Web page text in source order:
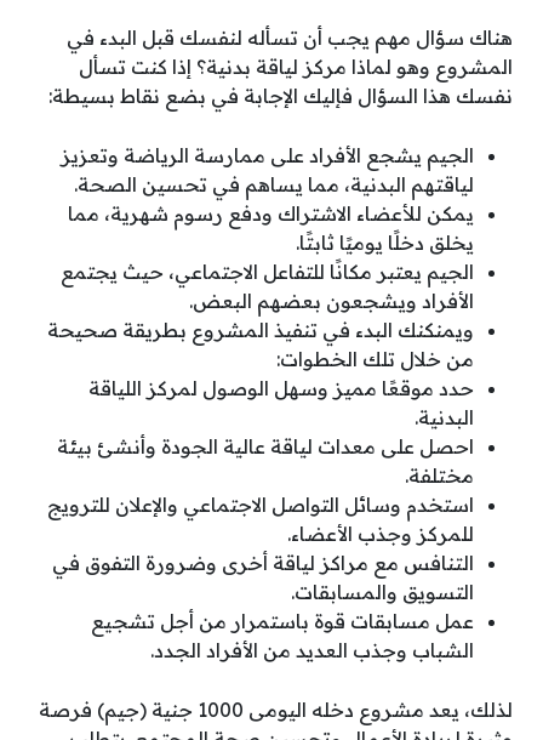
هناك سؤال مهم يجب أن تسأله لنفسك قبل البدء في
المشروع وهو لماذا مركز لياقة بدنية؟ إذا كنت تسأل
نفسك هذا السؤال فإليك الإجابة في بضع نقاط بسيطة:
الجيم يشجع الأفراد على ممارسة الرياضة وتعزيز
لياقتهم البدنية، مما يساهم في تحسين الصحة.
يمكن للأعضاء الاشتراك ودفع رسوم شهرية، مما
يخلق دخلًا يوميًا ثابتًا.
الجيم يعتبر مكانًا للتفاعل الاجتماعي، حيث يجتمع
الأفراد ويشجعون بعضهم البعض.
ويمنكنك البدء في تنفيذ المشروع بطريقة صحيحة
من خلال تلك الخطوات:
حدد موقعًا مميز وسهل الوصول لمركز اللياقة
البدنية.
احصل على معدات لياقة عالية الجودة وأنشئ بيئة
مختلفة.
استخدم وسائل التواصل الاجتماعي والإعلان للترويج
للمركز وجذب الأعضاء.
التنافس مع مراكز لياقة أخرى وضرورة التفوق في
التسويق والمسابقات.
عمل مسابقات قوة باستمرار من أجل تشجيع
الشباب وجذب العديد من الأفراد الجدد.
لذلك، يعد مشروع دخله اليومى 1000 جنية (جيم) فرصة